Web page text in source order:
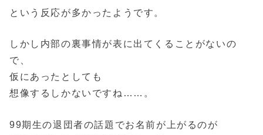
という反応が多かったようです。
しかし内部の裏事情が表に出てくることがないの
で、
仮にあったとしても
想像するしかないですね……。
99期生の退団者の話題でお名前が上がるのが